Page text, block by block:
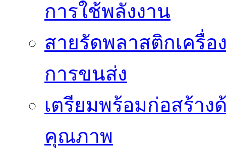
การใช้พลังงาน
สายรัดพลาสติกเครื่
การขนส่ง
เตรียมพร้อมก่อสร้า
คุณภาพ